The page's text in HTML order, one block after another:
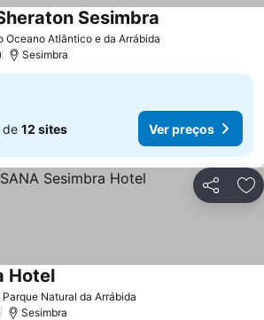
Oceano Atlântico e da Arrábida
Sesimbra
Sesimbra
de 12 sites Ver preços
Partilhar
Parque Natural da Arrábida
Hotel
Sesimbra